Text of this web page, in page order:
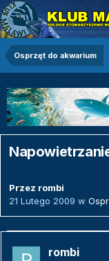
Osprzęt do akwarium
Przez rombi
21 Lutego 2009 w
rombi